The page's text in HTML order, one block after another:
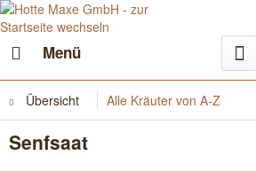
Menü
Übersicht Alle Kräuter von A-Z
Senfsaat